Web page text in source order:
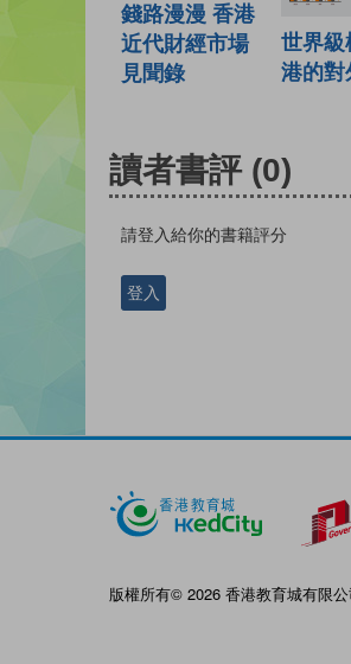
錢路漫漫 香港
近代財經市場
見聞錄
世界級
港的對
讀者書評 (0)
請登入給你的書籍評分
登入
版權所有© 2026 香港教育城有限公